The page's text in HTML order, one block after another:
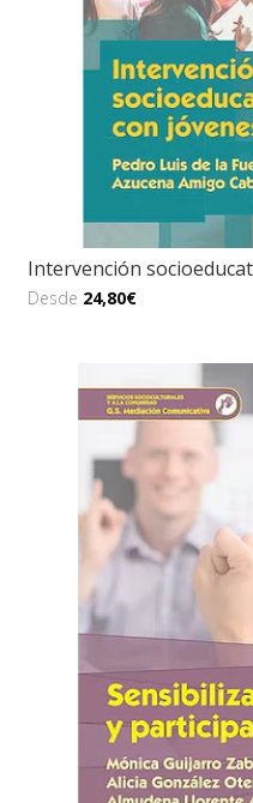
Intervención
Desde 24,80€